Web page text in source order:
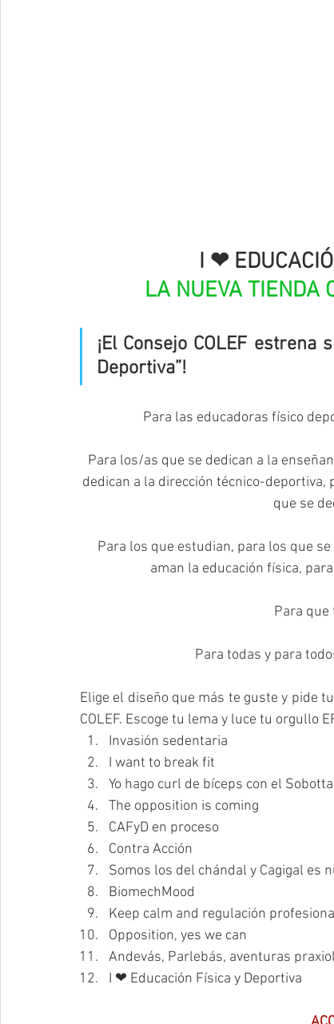
I ❤
LA NUEVA TIENDA
¡El Consejo COLEF
Deportiva”!
Para las educadoras físico
Para los/as que se dedican a la
dedican a la dirección técnico-
que se
Para los que estudian, para los que
aman la educación física,
Para que
Para todas y para
Elige el diseño que más te guste y pide
COLEF. Escoge tu lema y luce tu orgullo
Invasión sedentaria
I want to break fit
Yo hago curl de bíceps con el Sobotta
The opposition is coming
CAFyD en proceso
Contra Acción
Somos los del chándal y Cagigal es
BiomechMood
Keep calm and regulación
Opposition, yes we can
Andevás, Parlebás, aventuras
I ❤ Educación Física y Deportiva